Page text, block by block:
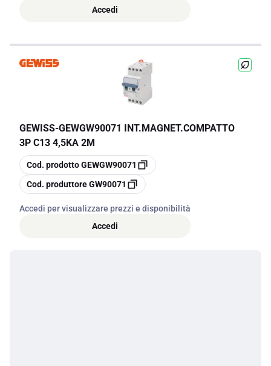
Accedi
GEWISS-GEWGW90071 INT.MAGNET.COMPATTO
3P C13 4,5KA 2M
copia
Cod. prodottoGEWGW90071
copia
Cod. produttoreGW90071
Accedi per visualizzare prezzi e disponibilità
Accedi